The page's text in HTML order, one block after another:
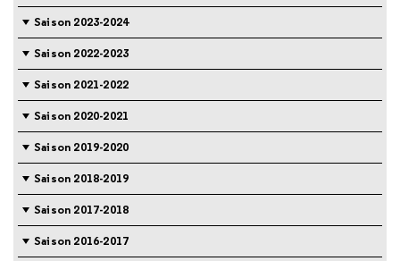
Saison 2023-2024
Saison 2022-2023
Saison 2021-2022
Saison 2020-2021
Saison 2019-2020
Saison 2018-2019
Saison 2017-2018
Saison 2016-2017